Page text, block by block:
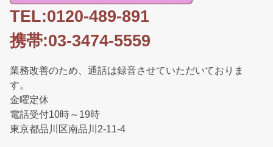
TEL:0120-489-891
携帯:03-3474-5559
業務改善のため、通話は録音させていただいておりま
す。
金曜定休
電話受付10時～19時
東京都品川区南品川2-11-4